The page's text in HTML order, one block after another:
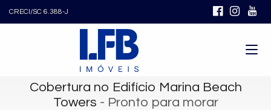
CRECI/SC 6.388-J
Cobertura no Edifício Marina Beach
Towers - Pronto para morar